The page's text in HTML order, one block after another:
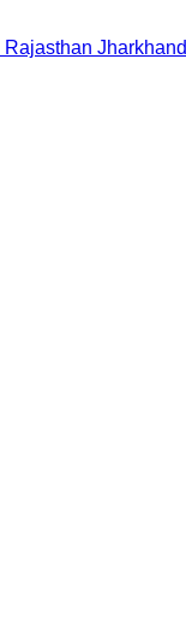
Rajasthan Jharkhand